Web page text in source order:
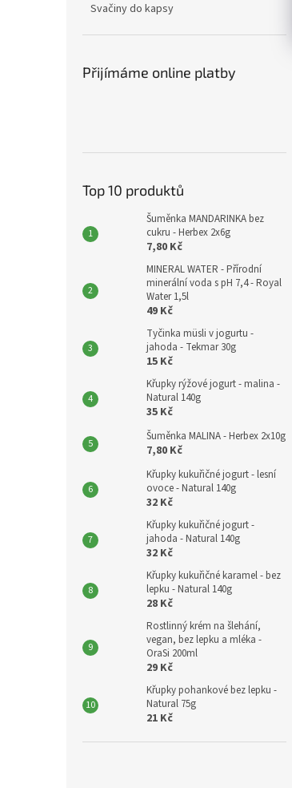
Svačiny do kapsy
Přijímáme online platby
Top 10 produktů
Šuměnka MANDARINKA bez
cukru - Herbex 2x6g
7,80 Kč
MINERAL WATER - Přírodní
minerální voda s pH 7,4 - Royal
Water 1,5l
49 Kč
Tyčinka müsli v jogurtu -
jahoda - Tekmar 30g
15 Kč
Křupky rýžové jogurt - malina -
Natural 140g
35 Kč
Šuměnka MALINA - Herbex 2x10g
7,80 Kč
Křupky kukuřičné jogurt - lesní
ovoce - Natural 140g
32 Kč
Křupky kukuřičné jogurt -
jahoda - Natural 140g
32 Kč
Křupky kukuřičné karamel - bez
lepku - Natural 140g
28 Kč
Rostlinný krém na šlehání,
vegan, bez lepku a mléka -
OraSi 200ml
29 Kč
Křupky pohankové bez lepku -
Natural 75g
21 Kč